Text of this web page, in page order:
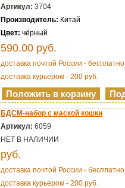
Артикул: 3704
Производитель: Китай
Цвет: чёрный
590.00 руб.
доставка почтой России - бесплатно
доставка курьером - 200 руб.
БДСМ-набор с маской кошки
Артикул: 6059
НЕТ В НАЛИЧИИ
руб.
доставка почтой России - бесплатно
доставка курьером - 200 руб.